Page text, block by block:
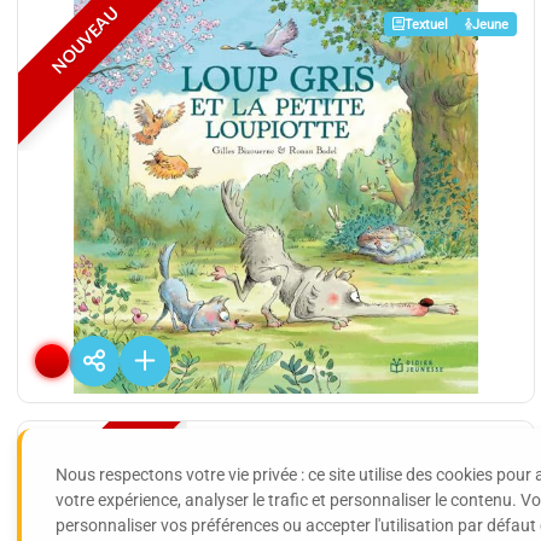
Nous respectons votre vie privée : ce site utilise des cookies pour
votre expérience, analyser le trafic et personnaliser le contenu.
personnaliser vos préférences ou accepter l'utilisation par défaut
NOUVEAU Textuel Jeune
Loup gris et la petite loupiotte
DeGilles BIZOUERNE
Editions :Didier jeunesse
Plus d'infos
NOUVEAU